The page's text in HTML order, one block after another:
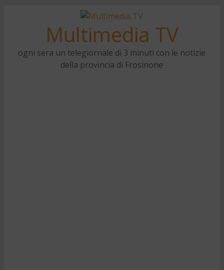
Multimedia TV
ogni sera un telegiornale di 3 minuti con le notizie
della provincia di Frosinone